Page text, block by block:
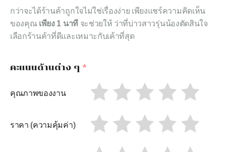
กว่าจะได้ร้านค้าถูกใจไม่ใช่เรื่องง่าย เพียงแชร์ความคิดเห็น
ของคุณ เพียง 1 นาที จะช่วยให้ ว่าที่บ่าวสาวรุ่นน้องตัดสินใจ
เลือกร้านค้าที่ดีและเหมาะกับเค้าที่สุด
คะแนนด้านต่าง ๆ *
คุณภาพของงาน
ราคา (ความคุ้มค่า)